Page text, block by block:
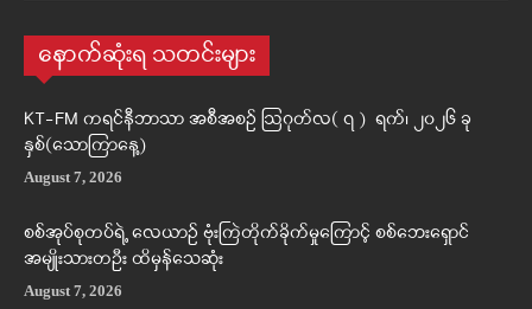
နောက်ဆုံးရ သတင်းများ
KT-FM ကရင်နီဘာသာ အစီအစဉ် ဩဂုတ်လ( ၇ ) ရက်၊ ၂၀၂၆ ခု
နှစ်(သောကြာနေ့)
August 7, 2026
စစ်အုပ်စုတပ်ရဲ့ လေယာဉ် ဗုံးကြဲတိုက်ခိုက်မှုကြောင့် စစ်ဘေးရှောင်
အမျိုးသားတဦး ထိမှန်သေဆုံး
August 7, 2026